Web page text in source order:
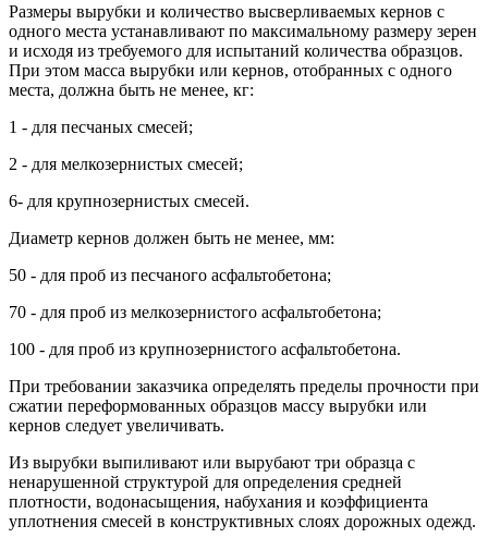
Размеры вырубки и количество высверливаемых кернов с
одного места устанавливают по максимальному размеру зерен
и исходя из требуемого для испытаний количества образцов.
При этом масса вырубки или кернов, отобранных с одного
места, должна быть не менее, кг:
1 - для песчаных смесей;
2 - для мелкозернистых смесей;
6- для крупнозернистых смесей.
Диаметр кернов должен быть не менее, мм:
50 - для проб из песчаного асфальтобетона;
70 - для проб из мелкозернистого асфальтобетона;
100 - для проб из крупнозернистого асфальтобетона.
При требовании заказчика определять пределы прочности при
сжатии переформованных образцов массу вырубки или
кернов следует увеличивать.
Из вырубки выпиливают или вырубают три образца с
ненарушенной структурой для определения средней
плотности, водонасыщения, набухания и коэффициента
уплотнения смесей в конструктивных слоях дорожных одежд.